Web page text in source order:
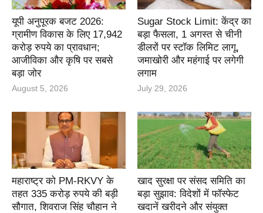
यूपी अनुपूरक बजट 2026:
ग्रामीण विकास के लिए 17,942
करोड़ रुपये का प्रावधान;
आजीविका और कृषि पर सबसे
बड़ा जोर
August 5, 2026
Sugar Stock Limit: केंद्र का
बड़ा फैसला, 1 अगस्त से चीनी
डीलरों पर स्टॉक लिमिट लागू,
जमाखोरी और महंगाई पर लगेगी
लगाम
July 29, 2026
महाराष्ट्र को PM-RKVY के
तहत 335 करोड़ रुपये की बड़ी
सौगात, शिवराज सिंह चौहान ने
खाद सुरक्षा पर संसद समिति का
बड़ा सुझाव: विदेशों में फॉस्फेट
खदानें खरीदने और संयुक्त